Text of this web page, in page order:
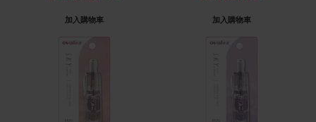
加入購物車 加入購物車